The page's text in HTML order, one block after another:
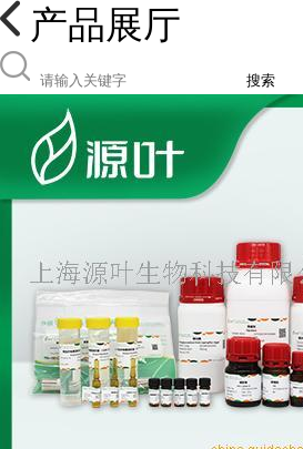
产品展厅
搜索